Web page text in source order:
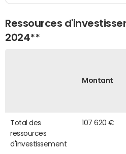
Ressources
2024**
Montant
Total des
ressources
d'investissement
107 620 €